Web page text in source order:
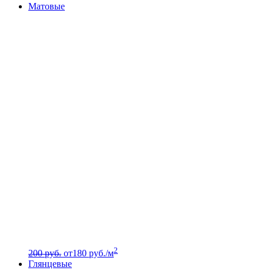
Матовые
200 руб. от180 руб./м2
Глянцевые